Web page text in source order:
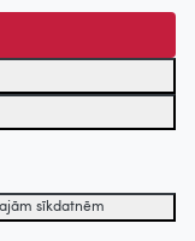
sīkdatnēm